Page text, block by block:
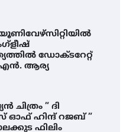
ഡോക്ടറേറ്റ്
എൻ. ആര്യ
ചിത്രം ” ദി
ഓഫ് ഹിന്ദ് റജബ് ”
ഫിലിം